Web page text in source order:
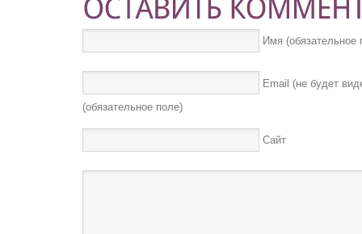
Имя (обязательное
Email (не будет
(обязательное поле)
Сайт